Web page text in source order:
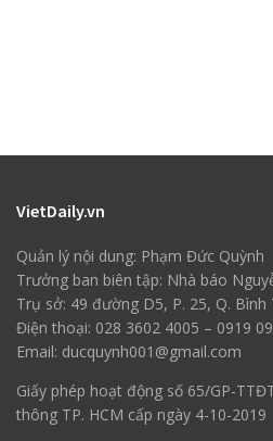
VietDaily.vn
Quản lý nội dung: Phạm Đức Quỳnh
Trưởng ban biên tập: Nhà báo
Trụ sở: 49 đường D5, P. 25, Q. Bình
Điện thoại: 028 3602 4005 – 0919
Email: ducquynh001@gmail.com
Giấy phép hoạt động số 65/GP-
thông TP. HCM cấp ngày 4-10-2019